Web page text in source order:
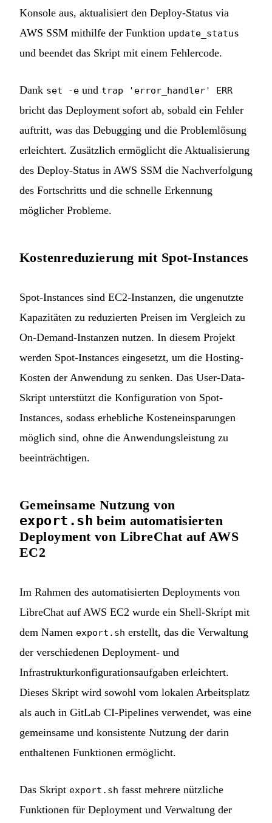
Konsole aus, aktualisiert den Deploy-Status via
AWS SSM mithilfe der Funktion update_status
und beendet das Skript mit einem Fehlercode.
Dank set -e und trap 'error_handler' ERR
bricht das Deployment sofort ab, sobald ein Fehler
auftritt, was das Debugging und die Problemlösung
erleichtert. Zusätzlich ermöglicht die Aktualisierung
des Deploy-Status in AWS SSM die Nachverfolgung
des Fortschritts und die schnelle Erkennung
möglicher Probleme.
Kostenreduzierung mit Spot-Instances
Spot-Instances sind EC2-Instanzen, die ungenutzte
Kapazitäten zu reduzierten Preisen im Vergleich zu
On-Demand-Instanzen nutzen. In diesem Projekt
werden Spot-Instances eingesetzt, um die Hosting-
Kosten der Anwendung zu senken. Das User-Data-
Skript unterstützt die Konfiguration von Spot-
Instances, sodass erhebliche Kosteneinsparungen
möglich sind, ohne die Anwendungsleistung zu
beeinträchtigen.
Gemeinsame Nutzung von
export.sh beim automatisierten
Deployment von LibreChat auf AWS
EC2
Im Rahmen des automatisierten Deployments von
LibreChat auf AWS EC2 wurde ein Shell-Skript mit
dem Namen export.sh erstellt, das die Verwaltung
der verschiedenen Deployment- und
Infrastrukturkonfigurationsaufgaben erleichtert.
Dieses Skript wird sowohl vom lokalen Arbeitsplatz
als auch in GitLab CI-Pipelines verwendet, was eine
gemeinsame und konsistente Nutzung der darin
enthaltenen Funktionen ermöglicht.
Das Skript export.sh fasst mehrere nützliche
Funktionen für Deployment und Verwaltung der